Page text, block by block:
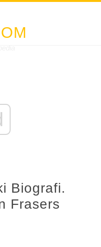
Biografi.
Frasers